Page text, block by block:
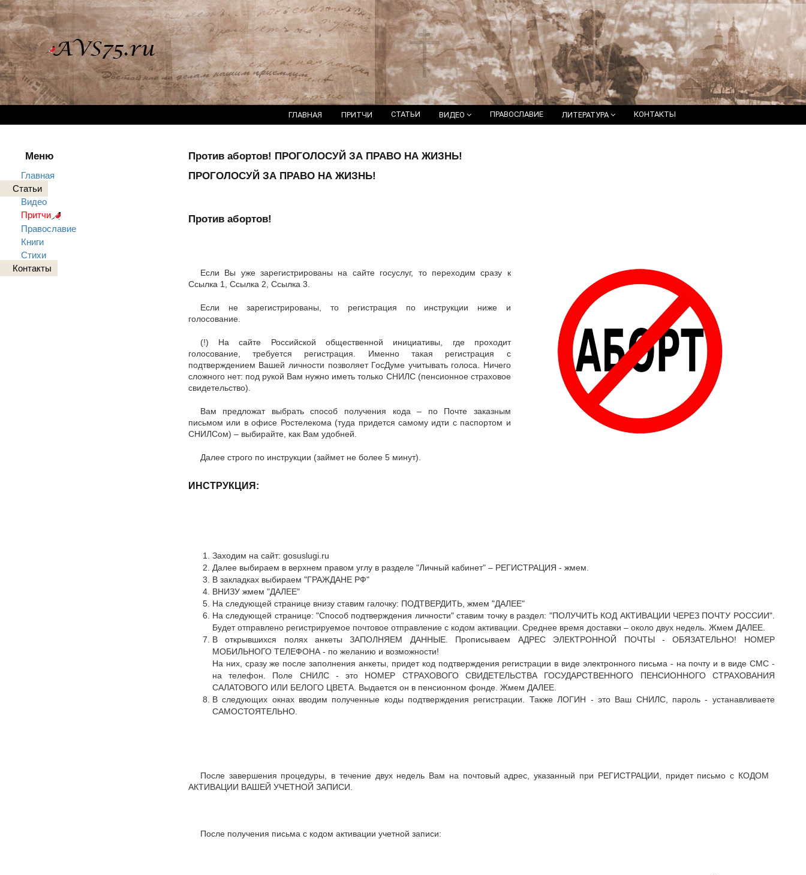
ГЛАВНАЯ ПРИТЧИ СТАТЬИ ВИДЕО ПРАВОСЛАВИЕ ЛИТЕРАТУРА КОНТАКТЫ
Меню
Главная
Статьи
Видео
Притчи
Православие
Книги
Стихи
Контакты
Против абортов! ПРОГОЛОСУЙ ЗА ПРАВО НА ЖИЗНЬ!
ПРОГОЛОСУЙ ЗА ПРАВО НА ЖИЗНЬ!
Против абортов!
Если Вы уже зарегистрированы на сайте госуслуг, то переходим сразу к
Ссылка 1, Ссылка 2, Ссылка 3.
Если не зарегистрированы, то регистрация по инструкции ниже и
голосование.
(!) На сайте Российской общественной инициативы, где проходит
голосование, требуется регистрация. Именно такая регистрация с
подтверждением Вашей личности позволяет ГосДуме учитывать голоса. Ничего
сложного нет: под рукой Вам нужно иметь только СНИЛС (пенсионное страховое
свидетельство).
Вам предложат выбрать способ получения кода – по Почте заказным
письмом или в офисе Ростелекома (туда придется самому идти с паспортом и
СНИЛСом) – выбирайте, как Вам удобней.
Далее строго по инструкции (займет не более 5 минут).
ИНСТРУКЦИЯ:
Заходим на сайт: gosuslugi.ru
Далее выбираем в верхнем правом углу в разделе "Личный кабинет" – РЕГИСТРАЦИЯ - жмем.
В закладках выбираем "ГРАЖДАНЕ РФ"
ВНИЗУ жмем "ДАЛЕЕ"
На следующей странице внизу ставим галочку: ПОДТВЕРДИТЬ, жмем "ДАЛЕЕ"
На следующей странице: "Способ подтверждения личности" ставим точку в раздел: "ПОЛУЧИТЬ КОД АКТИВАЦИИ ЧЕРЕЗ ПОЧТУ РОССИИ".
Будет отправлено регистрируемое почтовое отправление с кодом активации. Среднее время доставки – около двух недель. Жмем ДАЛЕЕ.
В открывшихся полях анкеты ЗАПОЛНЯЕМ ДАННЫЕ. Прописываем АДРЕС ЭЛЕКТРОННОЙ ПОЧТЫ - ОБЯЗАТЕЛЬНО! НОМЕР
МОБИЛЬНОГО ТЕЛЕФОНА - по желанию и возможности!
На них, сразу же после заполнения анкеты, придет код подтверждения регистрации в виде электронного письма - на почту и в виде СМС -
на телефон. Поле СНИЛС - это НОМЕР СТРАХОВОГО СВИДЕТЕЛЬСТВА ГОСУДАРСТВЕННОГО ПЕНСИОННОГО СТРАХОВАНИЯ
САЛАТОВОГО ИЛИ БЕЛОГО ЦВЕТА. Выдается он в пенсионном фонде. Жмем ДАЛЕЕ.
В следующих окнах вводим полученные коды подтверждения регистрации. Также ЛОГИН - это Ваш СНИЛС, пароль - устанавливаете
САМОСТОЯТЕЛЬНО.
После завершения процедуры, в течение двух недель Вам на почтовый адрес, указанный при РЕГИСТРАЦИИ, придет письмо с КОДОМ
АКТИВАЦИИ ВАШЕЙ УЧЕТНОЙ ЗАПИСИ.
После получения письма с кодом активации учетной записи: